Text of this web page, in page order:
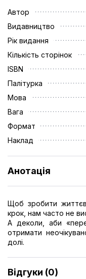
Автор
Видавництво
Рік видання
Кількість сторінок
ISBN
Палітурка
Мова
Вага
Формат
Наклад
Анотація
Щоб зробити
крок, нам часто не
А деколи, аби
отримати
долі.
Відгуки (0)